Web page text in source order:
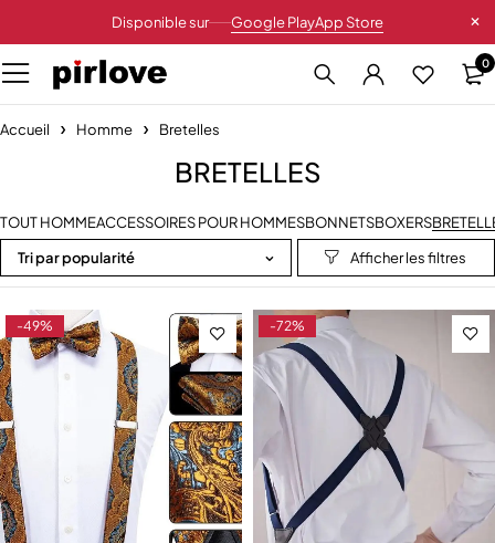
Disponible sur Google PlayApp Store
0
Accueil Homme Bretelles
BRETELLES
TOUT HOMMEACCESSOIRES POUR HOMMESBONNETSBOXERS
Tri par popularité
-49% -72%